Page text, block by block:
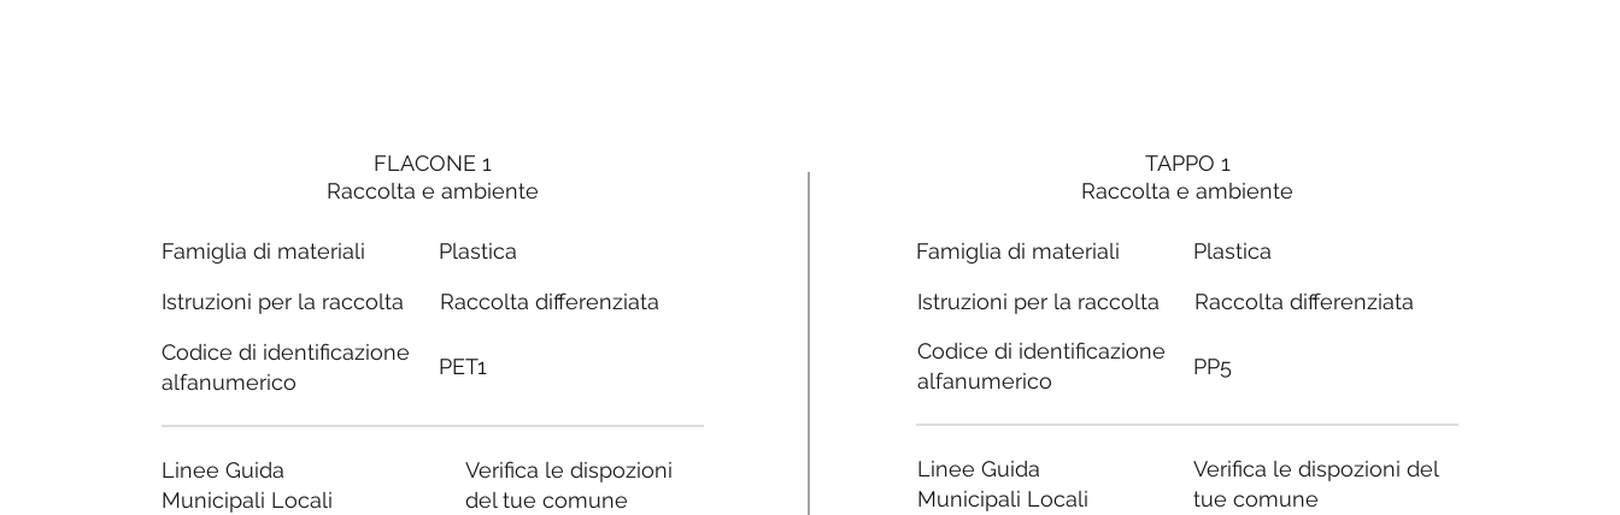
FLACONE 1
Raccolta e ambiente
Famiglia di materiali
Istruzioni per la raccolta
Codice di identificazione
alfanumerico
Linee Guida
Municipali Locali
Plastica
Raccolta differenziata
PET1
Verifica le dispozioni
del tue comune
TAPPO 1
Raccolta e ambiente
Famiglia di materiali
Istruzioni per la raccolta
Codice di identificazione
alfanumerico
Linee Guida
Municipali Locali
Plastica
Raccolta differenziata
PP5
Verifica le dispozioni del
tue comune